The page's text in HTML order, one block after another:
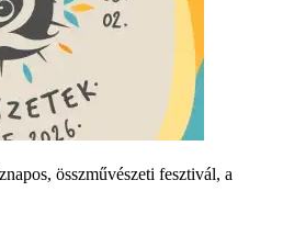
összművészeti fesztivál, a